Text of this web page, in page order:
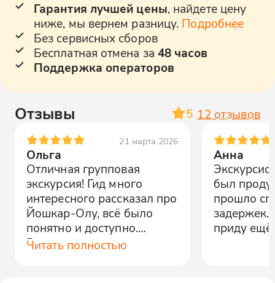
Гарантия лучшей цены, найдете цену
ниже, мы вернем разницу. Подробнее
Без сервисных сборов
Бесплатная отмена за 48 часов
Поддержка операторов
Отзывы 5 12 отзывов
21 марта 2026
Ольга
Отличная групповая
экскурсия! Гид много
интересного рассказал про
Йошкар-Олу, всё было
понятно и доступно.
Рекомендую всем, кто
Читать полностью
Анна
был
прошло
задержек.
приду ещё!